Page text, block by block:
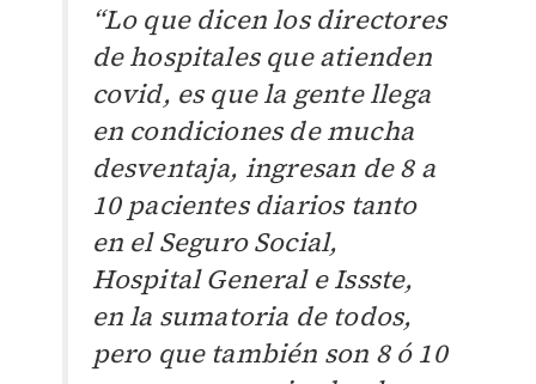
“Lo que dicen los directores
de hospitales que atienden
covid, es que la gente llega
en condiciones de mucha
desventaja, ingresan de 8 a
10 pacientes diarios tanto
en el Seguro Social,
Hospital General e Issste,
en la sumatoria de todos,
pero que también son 8 ó 10